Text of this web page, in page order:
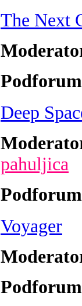
The Next
Deep
pahuljica
Voyager